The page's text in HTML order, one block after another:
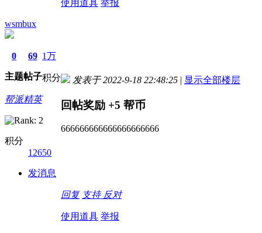
使用道具 举报
wsmbux
0
主题
69
帖子
1万
积分
帮派精英
积分
12650
发消息
发表于 2022-9-18 22:48:25 | 显示全部楼层
回帖奖励 +5 帮币
666666666666666666666
回复 支持 反对
使用道具 举报